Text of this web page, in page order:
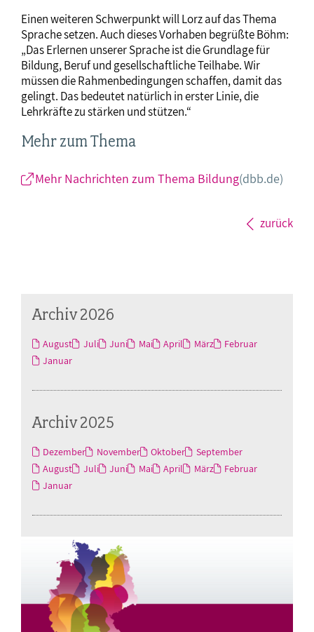
Einen weiteren Schwerpunkt will Lorz auf das Thema
Sprache setzen. Auch dieses Vorhaben begrüßte Böhm:
„Das Erlernen unserer Sprache ist die Grundlage für
Bildung, Beruf und gesellschaftliche Teilhabe. Wir
müssen die Rahmenbedingungen schaffen, damit das
gelingt. Das bedeutet natürlich in erster Linie, die
Lehrkräfte zu stärken und stützen.“
Mehr zum Thema
Mehr Nachrichten zum Thema Bildung(dbb.de)
zurück
Archiv 2026
August Juli Juni Mai April März
Februar
Januar
Archiv 2025
Dezember November Oktober
September
August
Juli Juni Mai April März
Februar
Januar